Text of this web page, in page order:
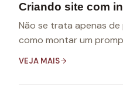
Criando site com
Não se trata apenas de
como montar um
VEJA MAIS